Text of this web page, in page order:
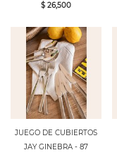
$ 26,500
JUEGO DE CUBIERTOS
JAY GINEBRA - 87